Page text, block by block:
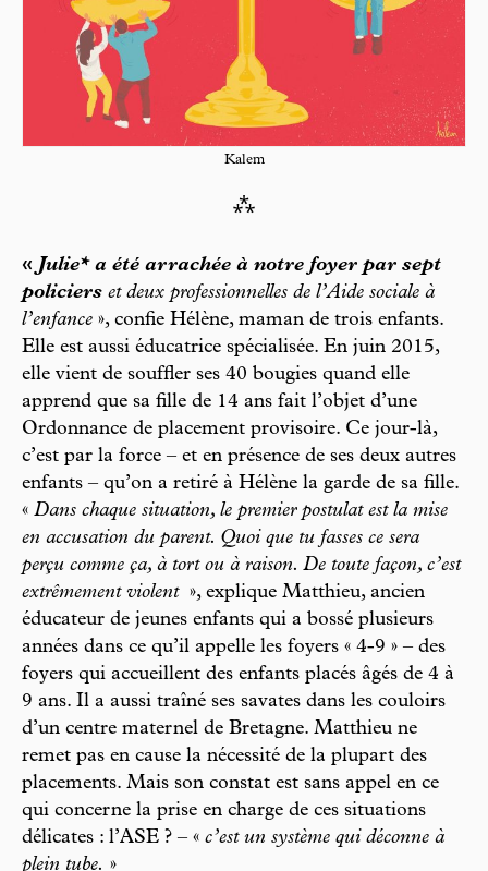
Kalem
⁂
«Julie* a été arrachée à notre foyer par sept
policiers et deux professionnelles de l’Aide sociale à
l’enfance », confie Hélène, maman de trois enfants.
Elle est aussi éducatrice spécialisée. En juin 2015,
elle vient de souffler ses 40 bougies quand elle
apprend que sa fille de 14 ans fait l’objet d’une
Ordonnance de placement provisoire. Ce jour-là,
c’est par la force – et en présence de ses deux autres
enfants – qu’on a retiré à Hélène la garde de sa fille.
« Dans chaque situation, le premier postulat est la mise
en accusation du parent. Quoi que tu fasses ce sera
perçu comme ça, à tort ou à raison. De toute façon, c’est
extrêmement violent », explique Matthieu, ancien
éducateur de jeunes enfants qui a bossé plusieurs
années dans ce qu’il appelle les foyers « 4-9 » – des
foyers qui accueillent des enfants placés âgés de 4 à
9 ans. Il a aussi traîné ses savates dans les couloirs
d’un centre maternel de Bretagne. Matthieu ne
remet pas en cause la nécessité de la plupart des
placements. Mais son constat est sans appel en ce
qui concerne la prise en charge de ces situations
délicates : l’ASE ? – « c’est un système qui déconne à
plein tube. »